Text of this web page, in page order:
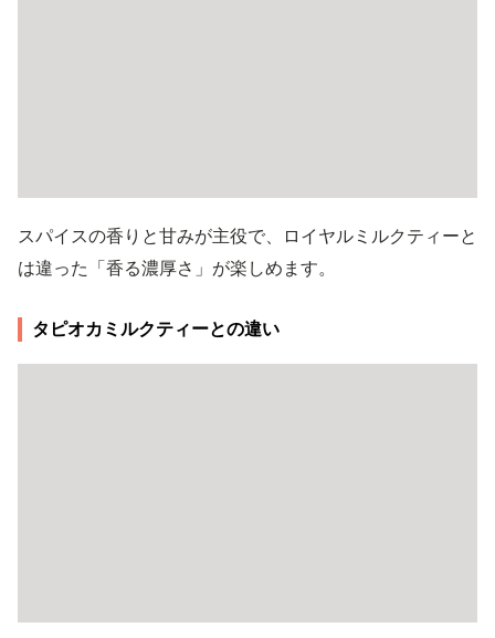
スパイスの香りと甘みが主役で、ロイヤルミルクティーと
は違った「香る濃厚さ」が楽しめます。
タピオカミルクティーとの違い